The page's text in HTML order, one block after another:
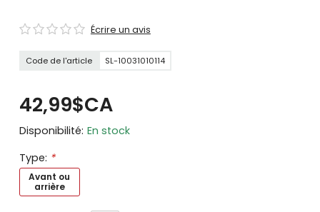
Écrire un avis
Code de l'article SL-10031010114
42,99$CA
Disponibilité: En stock
Type: *
Avant ou
arrière